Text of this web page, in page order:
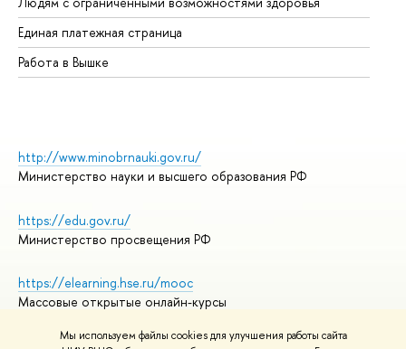
Мы используем файлы cookies для улучшения работы сайта
Единая платежная страница
Работа в Вышке
http://www.minobrnauki.gov.ru/
Министерство науки и высшего образования РФ
https://edu.gov.ru/
Министерство просвещения РФ
https://elearning.hse.ru/mooc
Массовые открытые онлайн-курсы